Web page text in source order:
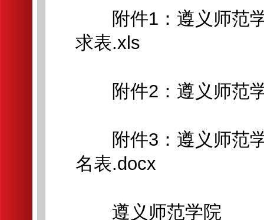
附件1：遵义师范学
求表.xls
附件2：遵义师范学
附件3：遵义师范学
名表.docx
遵义师范学院